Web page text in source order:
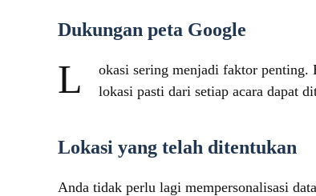
Dukungan peta Google
L
okasi sering menjadi faktor penting.
lokasi pasti dari setiap acara dapat
Lokasi yang telah ditentukan
Anda tidak perlu lagi mempersonalisasi